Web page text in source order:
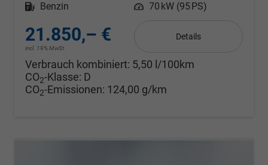
Kraftstoff
Benzin Leistung 70 kW (95 PS)
21.850,– €
incl. 19% MwSt.
Details
Verbrauch kombiniert: 5,50 l/100km
CO2-Klasse: D
CO2-Emissionen: 124,00 g/km